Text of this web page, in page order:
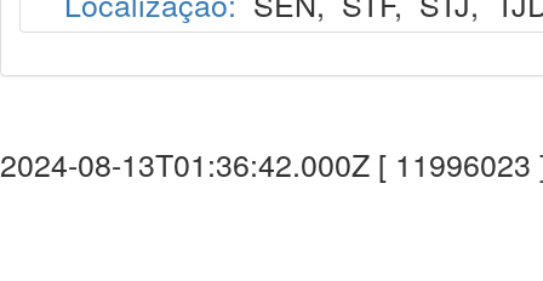
2024-08-13T01:36:42.000Z [ 11996023